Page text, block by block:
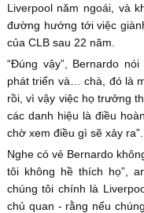
Liverpool năm ngoái, và
đường hướng tới việc
của CLB sau 22 năm.
“Đúng vậy”, Bernardo
phát triển và… chà, đó là
rồi, vì vậy việc họ trưởng
các danh hiệu là điều
chờ xem điều gì sẽ xảy ra”.
Nghe có vẻ Bernardo
tôi không hề thích họ”,
chúng tôi chính là
chủ quan - rằng nếu